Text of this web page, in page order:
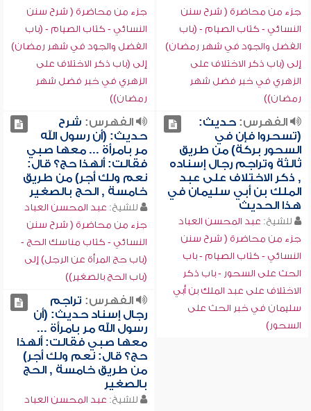
جزء من محاضرة ( شرح سنن
النسائي - كتاب الصيام - (باب
الفضل والجود في شهر رمضان)
إلى (باب ذكر الاختلاف على
الزهري في خبر فضل شهر
رمضان))
جزء من محاضرة ( شرح سنن
النسائي - كتاب الصيام - (باب
الفضل والجود في شهر رمضان)
إلى (باب ذكر الاختلاف على
الزهري في خبر فضل شهر
رمضان))
الفهرس:حديث:
(تسحروا فإن في
السحور بركة) من طريق
ثالثة وتراجم رجال إسناده
, ذكر الاختلاف على عبد
الملك بن أبي سليمان في
هذا الحديث
للشيخ: عبد المحسن العباد
جزء من محاضرة ( شرح سنن
النسائي - كتاب الصيام - باب
الحث على السحور - باب ذكر
الاختلاف على عبد الملك بن أبي
سليمان في خبر الحث على
السحور)
الفهرس: شرح
حديث: (أن رسول الله
مر بامرأة ... معها صبي
فقالت: ألهذا حج؟ قال:
نعم ولك أجر) من طريق
خامسة , الحج بالصغير
للشيخ: عبد المحسن العباد
جزء من محاضرة ( شرح سنن
النسائي - كتاب مناسك الحج -
(باب حج المرأة عن الرجل) إلى
(باب الحج بالصغير))
الفهرس: تراجم
رجال إسناد حديث: (أن
رسول الله مر بامرأة ...
معها صبي فقالت: ألهذا
حج؟ قال: نعم ولك أجر)
من طريق خامسة , الحج
بالصغير
للشيخ: عبد المحسن العباد